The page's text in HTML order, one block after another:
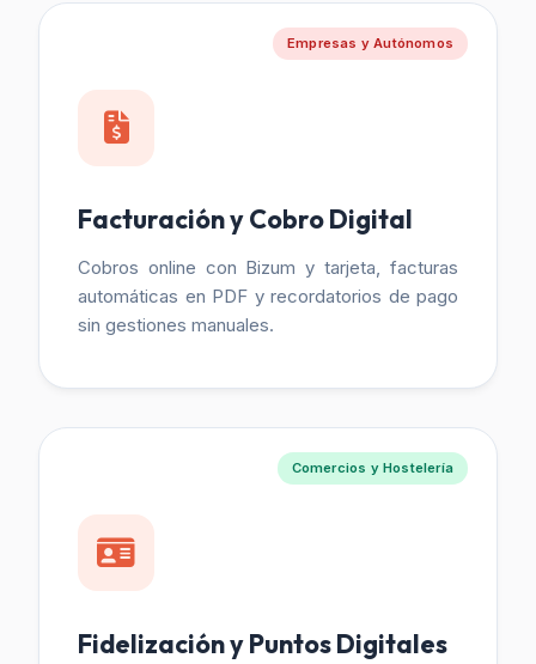
Empresas y Autónomos
Facturación y Cobro Digital
Cobros online con Bizum y tarjeta, facturas
automáticas en PDF y recordatorios de pago
sin gestiones manuales.
Comercios y Hostelería
Fidelización y Puntos Digitales